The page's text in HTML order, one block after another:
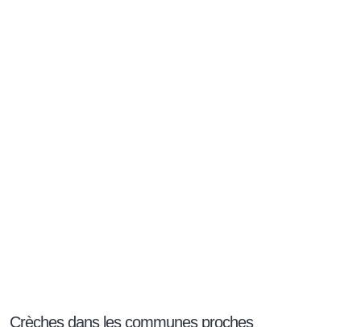
Crèches dans les communes proches